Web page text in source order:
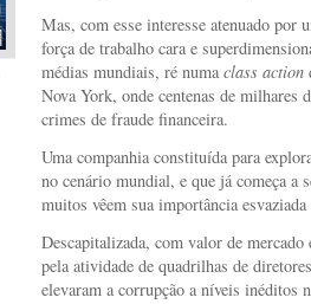
Mas, com esse interesse atenuado por
força de trabalho cara e
médias mundiais, ré numa class action
Nova York, onde centenas de milhares
crimes de fraude financeira.
Uma companhia constituída para
no cenário mundial, e que já começa a
muitos vêem sua importância
Descapitalizada, com valor de
pela atividade de quadrilhas de
elevaram a corrupção a níveis inéditos